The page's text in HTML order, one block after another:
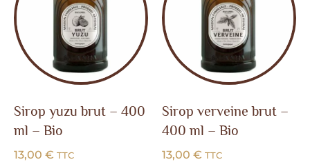
Sirop yuzu brut – 400
ml – Bio
13,00 € TTC
Sirop verveine brut –
400 ml – Bio
13,00 € TTC